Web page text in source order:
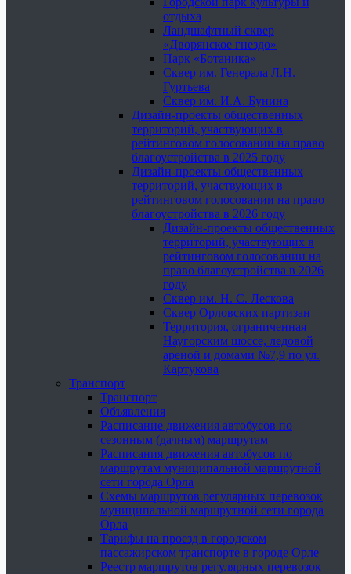
отдыха
Ландшафтный сквер
«Дворянское гнездо»
Парк «Ботаника»
Сквер им. Генерала Л.Н.
Гуртьева
Сквер им. И.А. Бунина
Дизайн-проекты общественных
территорий, участвующих в
рейтинговом голосовании на право
благоустройства в 2025 году
Дизайн-проекты общественных
территорий, участвующих в
рейтинговом голосовании на право
благоустройства в 2026 году
Дизайн-проекты общественных
территорий, участвующих в
рейтинговом голосовании на
право благоустройства в 2026
году
Сквер им. Н. С. Лескова
Сквер Орловских партизан
Территория, ограниченная
Наугорским шоссе, ледовой
ареной и домами №7,9 по ул.
Картукова
Транспорт
Транспорт
Объявления
Расписание движения автобусов по
сезонным (дачным) маршрутам
Расписания движения автобусов по
маршрутам муниципальной маршрутной
сети города Орла
Схемы маршрутов регулярных перевозок
муниципальной маршрутной сети города
Орла
Тарифы на проезд в городском
пассажирском транспорте в городе Орле
Реестр маршрутов регулярных перевозок